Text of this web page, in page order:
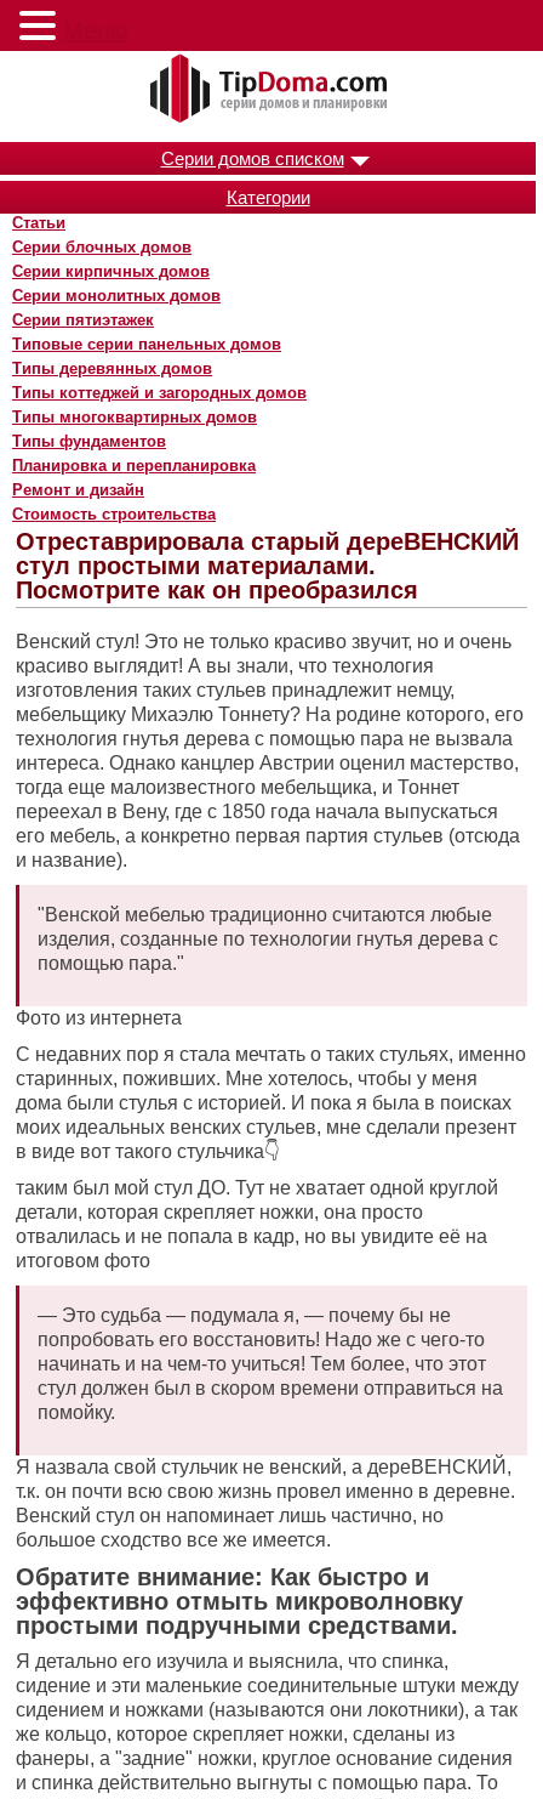
Серии домов списком
Категории
Статьи
Серии блочных домов
Серии кирпичных домов
Серии монолитных домов
Серии пятиэтажек
Типовые серии панельных домов
Типы деревянных домов
Типы коттеджей и загородных домов
Типы многоквартирных домов
Типы фундаментов
Планировка и перепланировка
Ремонт и дизайн
Стоимость строительства
Отреставрировала старый дереВЕНСКИЙ
стул простыми материалами.
Посмотрите как он преобразился
Венский стул! Это не только красиво звучит, но и очень
красиво выглядит! А вы знали, что технология
изготовления таких стульев принадлежит немцу,
мебельщику Михаэлю Тоннету? На родине которого, его
технология гнутья дерева с помощью пара не вызвала
интереса. Однако канцлер Австрии оценил мастерство,
тогда еще малоизвестного мебельщика, и Тоннет
переехал в Вену, где с 1850 года начала выпускаться
его мебель, а конкретно первая партия стульев (отсюда
и название).
"Венской мебелью традиционно считаются любые
изделия, созданные по технологии гнутья дерева с
помощью пара."
Фото из интернета
С недавних пор я стала мечтать о таких стульях, именно
старинных, поживших. Мне хотелось, чтобы у меня
дома были стулья с историей. И пока я была в поисках
моих идеальных венских стульев, мне сделали презент
в виде вот такого стульчика👇
таким был мой стул ДО. Тут не хватает одной круглой
детали, которая скрепляет ножки, она просто
отвалилась и не попала в кадр, но вы увидите её на
итоговом фото
— Это судьба — подумала я, — почему бы не
попробовать его восстановить! Надо же с чего-то
начинать и на чем-то учиться! Тем более, что этот
стул должен был в скором времени отправиться на
помойку.
Я назвала свой стульчик не венский, а дереВЕНСКИЙ,
т.к. он почти всю свою жизнь провел именно в деревне.
Венский стул он напоминает лишь частично, но
большое сходство все же имеется.
Обратите внимание: Как быстро и
эффективно отмыть микроволновку
простыми подручными средствами.
Я детально его изучила и выяснила, что спинка,
сидение и эти маленькие соединительные штуки между
сидением и ножками (называются они локотники), а так
же кольцо, которое скрепляет ножки, сделаны из
фанеры, а "задние" ножки, круглое основание сидения
и спинка действительно выгнуты с помощью пара. То